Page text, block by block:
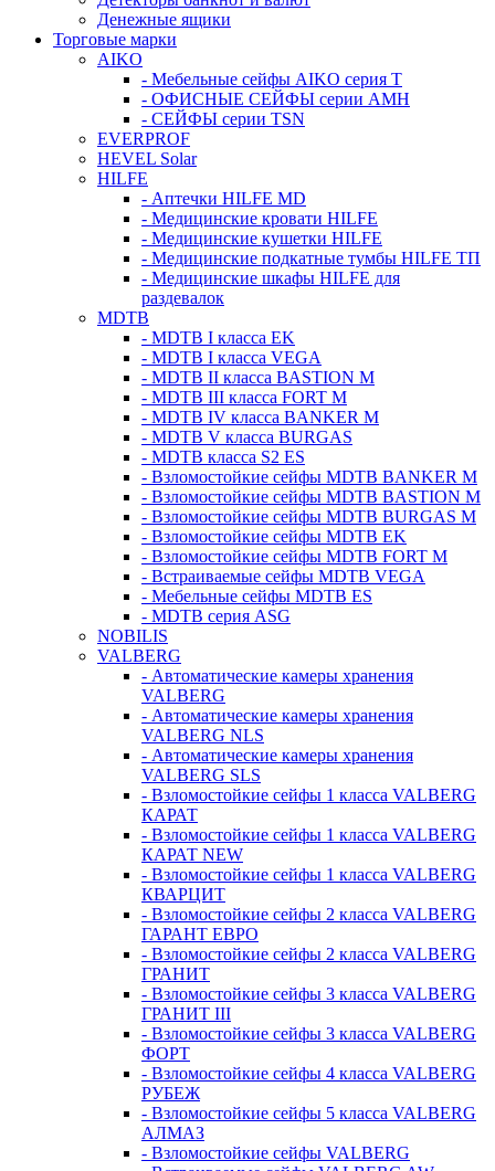
Денежные ящики
Торговые марки
AIKO
- Мебельные сейфы AIKO серия Т
- ОФИСНЫЕ СЕЙФЫ серии AMH
- СЕЙФЫ серии TSN
EVERPROF
HEVEL Solar
HILFE
- Аптечки HILFE MD
- Медицинские кровати HILFE
- Медицинские кушетки HILFE
- Медицинские подкатные тумбы HILFE ТП
- Медицинские шкафы HILFE для
раздевалок
MDTB
- MDTB I класса EK
- MDTB I класса VEGA
- MDTB II класса BASTION M
- MDTB III класса FORT M
- MDTB IV класса BANKER M
- MDTB V класса BURGAS
- MDTB класса S2 ES
- Взломостойкие сейфы MDTB BANKER M
- Взломостойкие сейфы MDTB BASTION M
- Взломостойкие сейфы MDTB BURGAS M
- Взломостойкие сейфы MDTB EK
- Взломостойкие сейфы MDTB FORT M
- Встраиваемые сейфы MDTB VEGA
- Мебельные сейфы MDTB ES
- MDTB серия ASG
NOBILIS
VALBERG
- Автоматические камеры хранения
VALBERG
- Автоматические камеры хранения
VALBERG NLS
- Автоматические камеры хранения
VALBERG SLS
- Взломостойкие сейфы 1 класса VALBERG
КАРАТ
- Взломостойкие сейфы 1 класса VALBERG
КАРАТ NEW
- Взломостойкие сейфы 1 класса VALBERG
КВАРЦИТ
- Взломостойкие сейфы 2 класса VALBERG
ГАРАНТ ЕВРО
- Взломостойкие сейфы 2 класса VALBERG
ГРАНИТ
- Взломостойкие сейфы 3 класса VALBERG
ГРАНИТ III
- Взломостойкие сейфы 3 класса VALBERG
ФОРТ
- Взломостойкие сейфы 4 класса VALBERG
РУБЕЖ
- Взломостойкие сейфы 5 класса VALBERG
АЛМАЗ
- Взломостойкие сейфы VALBERG